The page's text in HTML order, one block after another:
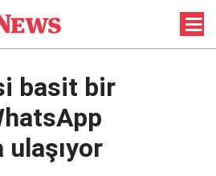
basit bir
ulaşıyor